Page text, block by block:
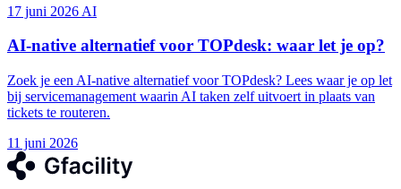
17 juni 2026 AI
AI-native alternatief voor TOPdesk: waar let je op?
Zoek je een AI-native alternatief voor TOPdesk? Lees waar je op let
bij servicemanagement waarin AI taken zelf uitvoert in plaats van
tickets te routeren.
11 juni 2026